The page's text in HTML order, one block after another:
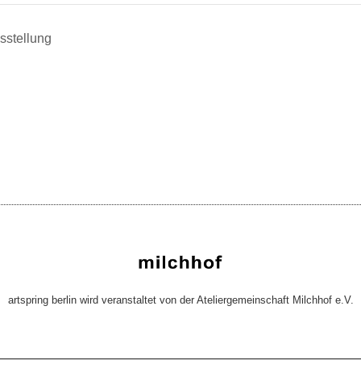
artspring berlin wird veranstaltet von der Ateliergemeinschaft Milchhof e.V.